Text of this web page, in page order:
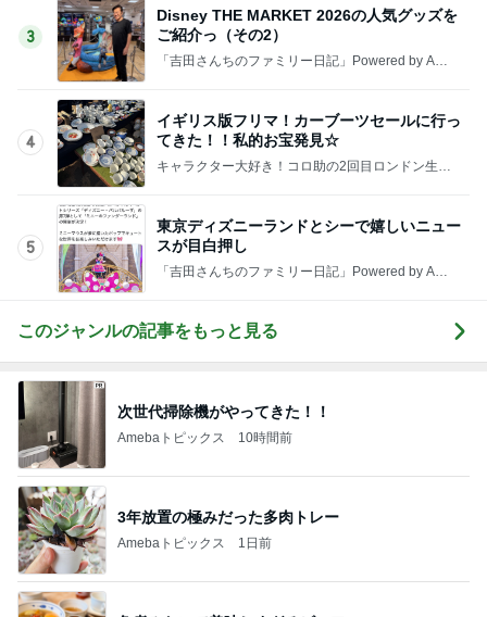
3
Disney THE MARKET 2026の人気グッズを
ご紹介っ（その2）
「吉田さんちのファミリー日記」Powered by Ame
4
イギリス版フリマ！カーブーツセールに行っ
てきた！！私的お宝発見☆
キャラクター大好き！コロ助の2回目ロンドン生活
5
東京ディズニーランドとシーで嬉しいニュー
スが目白押し
「吉田さんちのファミリー日記」Powered by Ame
このジャンルの記事をもっと見る
次世代掃除機がやってきた！！
Amebaトピックス 10時間前
3年放置の極みだった多肉トレー
Amebaトピックス 1日前